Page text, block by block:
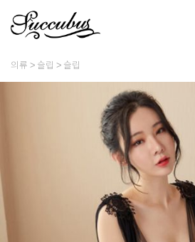
의류 슬립 슬립